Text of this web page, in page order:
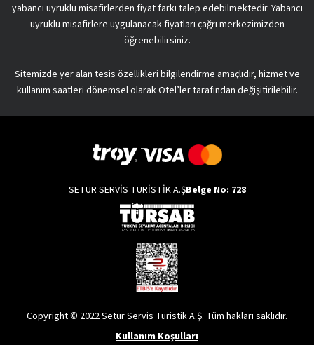
yabancı uyruklu misafirlerden fiyat farkı talep edebilmektedir. Yabancı
uyruklu misafirlere uygulanacak fiyatları çağrı merkezimizden
öğrenebilirsiniz.
Sitemizde yer alan tesis özellikleri bilgilendirme amaçlıdır, hizmet ve
kullanım saatleri dönemsel olarak Otel’ler tarafından değişitirilebilir.
SETUR SERVİS TURİSTİK A.ŞBelge No: 728
Copyright © 2022 Setur Servis Turistik A.Ş. Tüm hakları saklıdır.
Kullanım Koşulları